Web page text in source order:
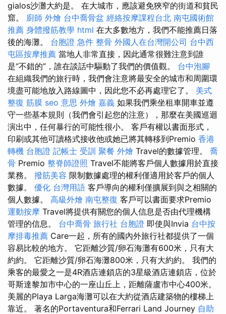
gialos沙灘大約是。 在大城市，應該避免狹窄的街道和貧民
窟。 廚師 外燴 台中喬骨盆 經絡按摩課程台北 南屯國術館
推薦 身體撥筋教學 html 在大多數地方，我們不能推薦日落
後的海灘。 台胞證 急件 整骨 外國人在台灣開公司 台中西
屯區按摩推薦 當地人非常直接，因此通常很難注意到誰
是“不錯的”，誰在談話中驅動了我們的價值觀。 台中泡腳
在組織我們的旅行時，我們會注意將最安全的城市和周圍環
境盡可能地放入路線圖中，因此您不必再處理它了。 美式
整復 筋膜 seo 意思 外燴 嘉義 如果我們乘坐租車開車並遵
守一些基本規則（我們會引起您的注意），那麼在美國巡迴
演出中，任何暴行的可能性很小。 客戶有權以書面形式，
印刷或其他可讀格式接收他或她已將其轉移到Premio 香港
轉機 台胞證 記帳士 受訓 聚餐 外燴 Travel的數據管理。 喬
骨 Premio 整脊師證照 Travel不能將客戶個人數據用於直接
業務。 撥筋美容 限制數據處理的權利僅適用於客戶的個人
數據。 優化 台灣用語 客戶導向的權利僅擴展到與之相關的
個人數據。 高級外燴 南屯整復 客戶可以書面要求Premio
運動按摩 Travel將提供有關您的個人信息是否由代理機構
管理的信息。 台中喬骨 旅行社 台胞證 即使與Invia 台中按
摩排毒推薦 Care一起，所有的國內外旅行社都提供了一個
容易比較的地方。 它距離沙質/卵石海灘有600米，只有大
約約。 它距離沙質/卵石海灘800米，只有大約約。 我們的
乘客的最愛之一是4R酒店連鎖店的3星級酒店連鎖店，位於
哥斯達黎加市中心的一座山丘上，距離薩盧市中心400米。
美麗的Playa Larga海灘可以在大約從酒店建築物的樓梯上
靠近。 著名的Portaventura和Ferrari Land Journey 自助